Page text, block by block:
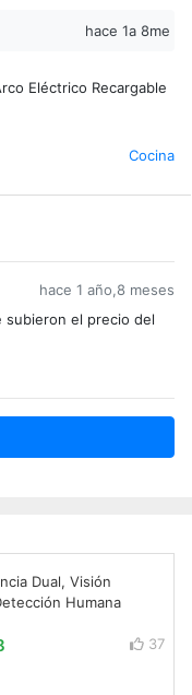
hace 1a 8me
Eléctrico Recargable
Cocina
hace 1 año,8 meses
subieron el precio del
Dual, Visión
Humana
37